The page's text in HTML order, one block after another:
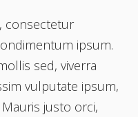
consectetur
ipsum.
sed, viverra
vulputate ipsum,
justo orci,